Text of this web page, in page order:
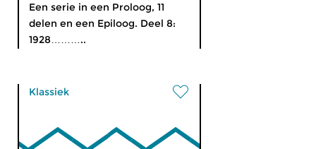
Een serie in een Proloog, 11
delen en een Epiloog. Deel 8:
1928………..
Klassiek